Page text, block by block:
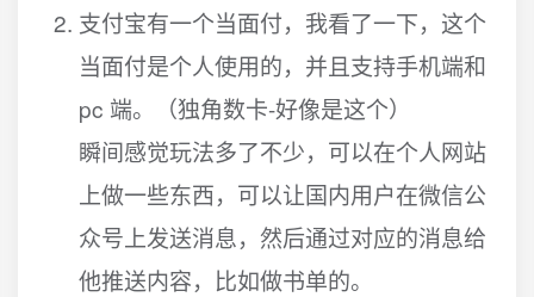
支付宝有一个当面付，我看了一下，这个
当面付是个人使用的，并且支持手机端和
pc 端。（独角数卡-好像是这个）
瞬间感觉玩法多了不少，可以在个人网站
上做一些东西，可以让国内用户在微信公
众号上发送消息，然后通过对应的消息给
他推送内容，比如做书单的。